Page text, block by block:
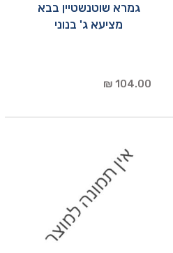
גמרא שוטנשטיין בבא
מציעא ג' בנוני
104.00 ₪